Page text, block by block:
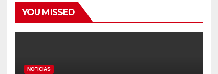
YOU MISSED
NOTICIAS